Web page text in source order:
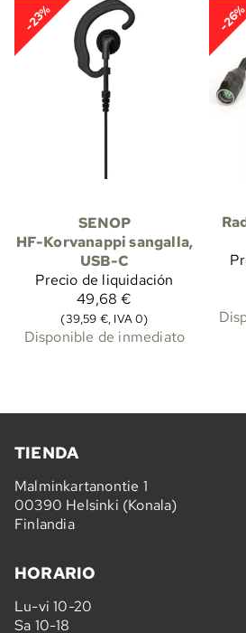
-23%
SENOP
HF-Korvanappi sangalla,
USB-C
Precio de liquidación
49,68 €
(39,59 €, IVA 0)
Disponible de inmediato
-
TIENDA
Malminkartanontie 1
00390 Helsinki (Konala)
Finlandia
HORARIO
Lu-vi 10-20
Sa 10-18